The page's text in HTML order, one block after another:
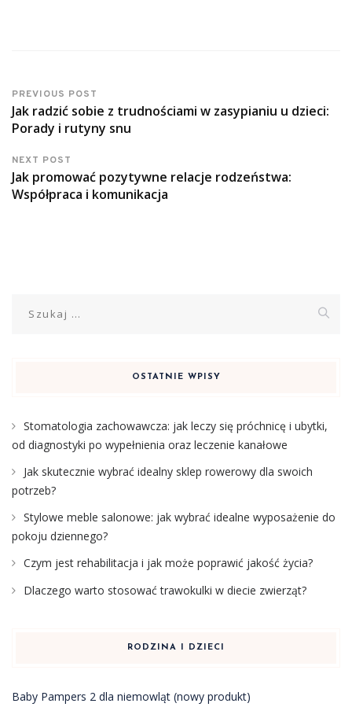
PREVIOUS POST
Jak radzić sobie z trudnościami w zasypianiu u dzieci:
Porady i rutyny snu
NEXT POST
Jak promować pozytywne relacje rodzeństwa:
Współpraca i komunikacja
OSTATNIE WPISY
Stomatologia zachowawcza: jak leczy się próchnicę i ubytki,
od diagnostyki po wypełnienia oraz leczenie kanałowe
Jak skutecznie wybrać idealny sklep rowerowy dla swoich
potrzeb?
Stylowe meble salonowe: jak wybrać idealne wyposażenie do
pokoju dziennego?
Czym jest rehabilitacja i jak może poprawić jakość życia?
Dlaczego warto stosować trawokulki w diecie zwierząt?
RODZINA I DZIECI
Baby Pampers 2 dla niemowląt (nowy produkt)